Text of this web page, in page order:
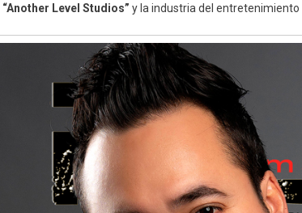
“Another Level Studios” y la industria del entretenimiento